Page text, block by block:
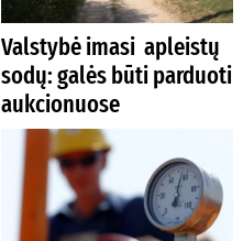
Valstybė imasi apleistų
sodų: galės būti parduoti
aukcionuose